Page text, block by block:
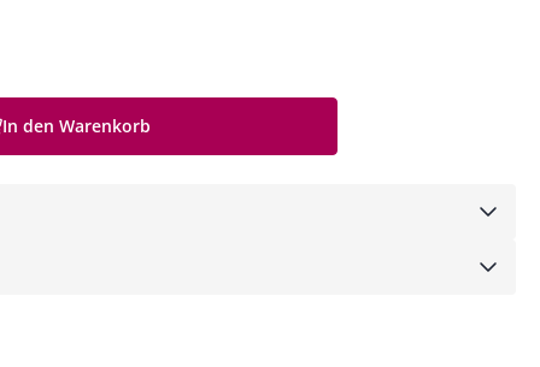
In den Warenkorb